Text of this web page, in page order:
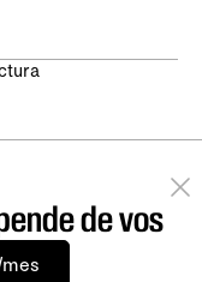
de vos